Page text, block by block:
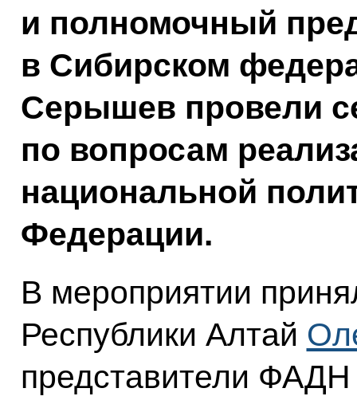
и полномочный
в Сибирском
Серышев провели
по вопросам
национальной
Федерации.
В мероприятии
Республики Алтай
представители ФАДН